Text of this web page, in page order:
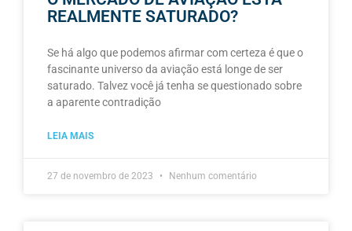
REALMENTE SATURADO?
Se há algo que podemos afirmar com certeza é que o
fascinante universo da aviação está longe de ser
saturado. Talvez você já tenha se questionado sobre
a aparente contradição
LEIA MAIS
27 de novembro de 2023 Nenhum comentário